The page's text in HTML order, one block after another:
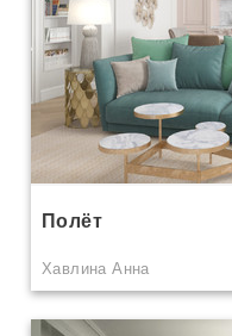
Полёт
Хавлина Анна